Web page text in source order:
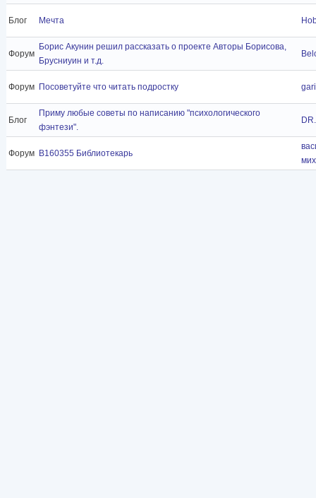
Блог Мечта
Форум
Борис Акунин решил рассказать о проекте Авторы Борисова,
Брусниуин и т.д.
Форум Посоветуйте что читать подростку
Блог
Приму любые советы по написанию "психологического
фэнтези".
Форум B160355 Библиотекарь